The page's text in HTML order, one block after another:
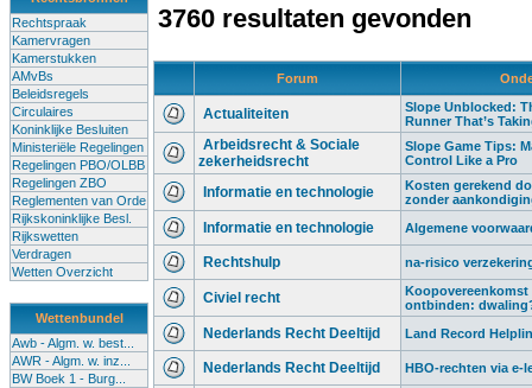
Rechtspraak
Kamervragen
Kamerstukken
AMvBs
Beleidsregels
Circulaires
Koninklijke Besluiten
Ministeriële Regelingen
Regelingen PBO/OLBB
Regelingen ZBO
Reglementen van Orde
Rijkskoninklijke Besl.
Rijkswetten
Verdragen
Wetten Overzicht
Wettenbundel
Awb - Algm. w. best...
AWR - Algm. w. inz...
BW Boek 1 - Burg...
3760 resultaten gevonden
Forum
Actualiteiten
Slope Unblocked:
Runner That’s
Arbeidsrecht & Sociale
zekerheidsrecht
Slope Game Tips:
Control Like a Pro
Informatie en technologie
Kosten gerekend
zonder
Informatie en technologie Algemene
Rechtshulp na-risico
Civiel recht
ontbinden:
Nederlands Recht Deeltijd Land Record
Nederlands Recht Deeltijd HBO-rechten via e-